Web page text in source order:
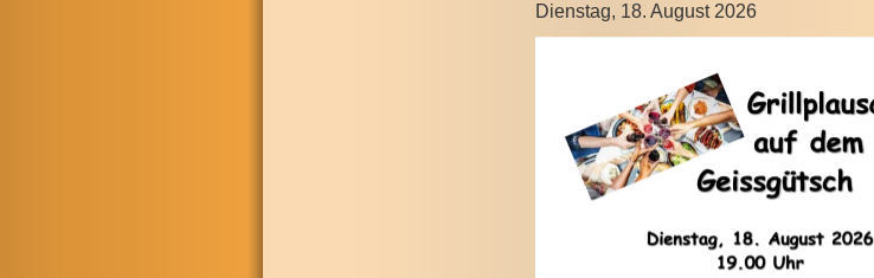
Dienstag, 18. August 2026